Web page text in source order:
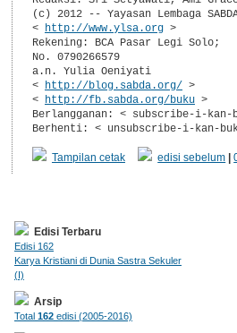
(c) 2012 -- Yayasan Lembaga
<
http://www.ylsa.org >
Rekening: BCA Pasar Legi Solo;
No. 0790266579
a.n. Yulia Oeniyati
<
http://blog.sabda.org/ >
<
http://fb.sabda.org/buku >
Berlangganan: < subscribe-i-
Berhenti: < unsubscribe-i-kan-
Tampilan cetak edisi sebelum |
Edisi Terbaru
Edisi 162
Karya Kristiani di Dunia Sastra Sekuler
(I)
Arsip
Total 162edisi (2005-2016)